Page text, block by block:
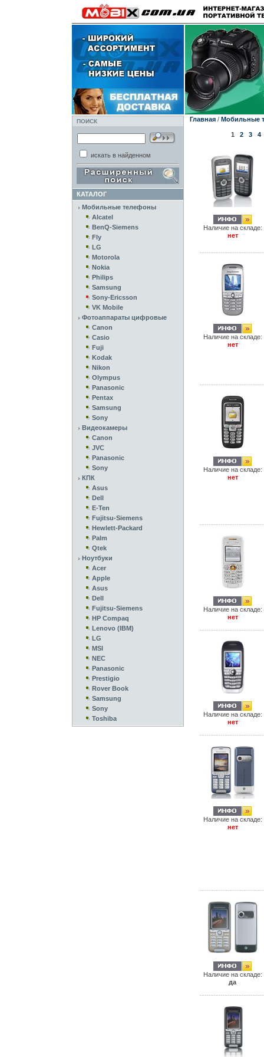
ПОИСК
искать в найденном
КАТАЛОГ
Мобильные телефоны
Alcatel
BenQ-Siemens
Fly
LG
Motorola
Nokia
Philips
Samsung
Sony-Ericsson
VK Mobile
Фотоаппараты цифровые
Canon
Casio
Fuji
Kodak
Nikon
Olympus
Panasonic
Pentax
Samsung
Sony
Видеокамеры
Canon
JVC
Panasonic
Sony
КПК
Asus
Dell
E-Ten
Fujitsu-Siemens
Hewlett-Packard
Palm
Qtek
Ноутбуки
Acer
Apple
Asus
Dell
Fujitsu-Siemens
HP Compaq
Lenovo (IBM)
LG
MSI
NEC
Panasonic
Prestigio
Rover Book
Samsung
Sony
Toshiba
Главная/ Мобильные
1 2 3 4
Наличие на складе:
нет
Наличие на складе:
нет
Наличие на складе:
нет
Наличие на складе:
нет
Наличие на складе:
нет
Наличие на складе:
нет
Наличие на складе:
да